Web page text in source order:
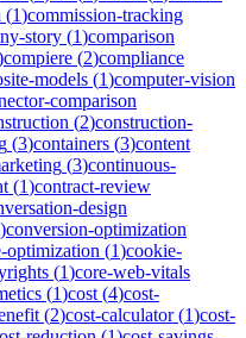
(1)commission-tracking
story (1)comparison
compiere (2)compliance
models (1)computer-vision
comparison
(2)construction-
(3)containers (3)content
(3)continuous-
(1)contract-review
design
)conversion-optimization
optimization (1)cookie-
(1)core-web-vitals
(1)cost (4)cost-
(2)cost-calculator(1)cost-